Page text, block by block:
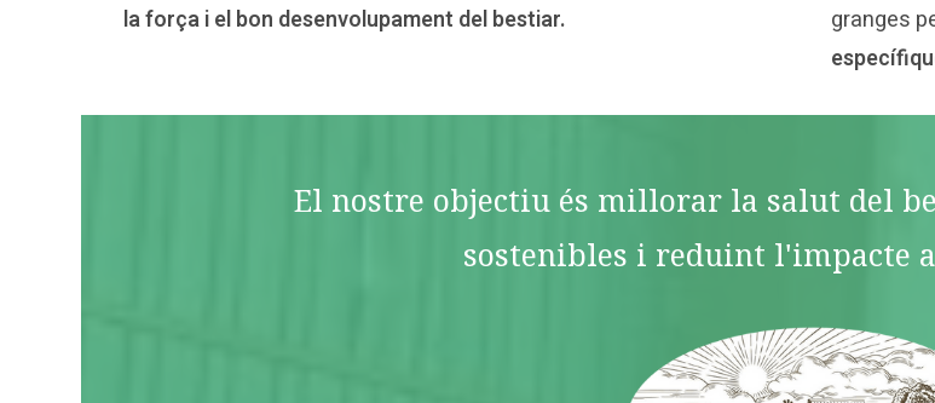
la força i el bon desenvolupament del bestiar.
granges
El nostre objectiu és millorar la salut del
sostenibles i reduint l'impacte